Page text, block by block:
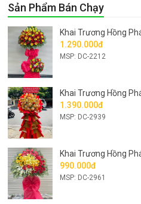
Sản Phẩm Bán Chạy
Khai Trương Hồng
1.290.000đ
MSP: DC-2212
Khai Trương Hồng
1.390.000đ
MSP: DC-2939
Khai Trương Hồng
990.000đ
MSP: DC-2961